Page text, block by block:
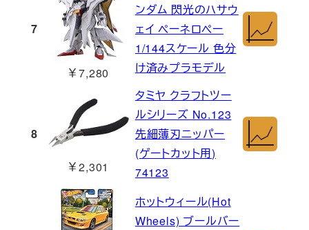
7
￥7,280
ンダム 閃光のハサウ
ェイ ペーネロペー
1/144スケール 色分
け済みプラモデル
8
￥2,301
タミヤ クラフトツー
ルシリーズ No.123
先細薄刃ニッパー
(ゲートカット用)
74123
ホットウィール(Hot
Wheels) ブールバー